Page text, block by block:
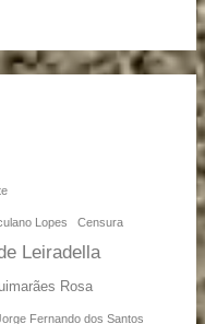
Lopes Censura
Leiradella
Rosa
Fernando dos Santos